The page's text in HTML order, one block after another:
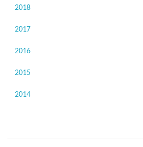
2018
2017
2016
2015
2014